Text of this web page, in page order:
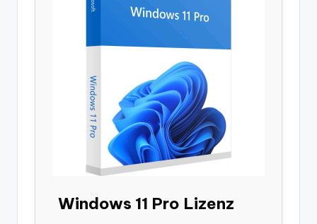
Windows 11 Pro Lizenz